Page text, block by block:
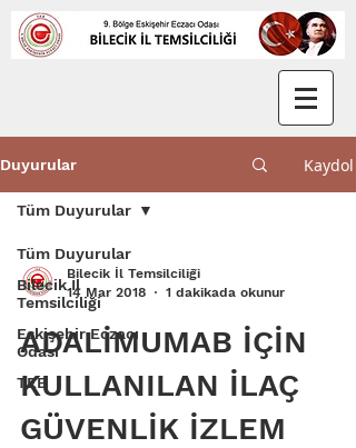
Duyurular Kaydol
Tüm Duyurular
Bilecik İl
Temsilciliği
Eskişehir Eczacı
Odası
TEB
Tüm Duyurular
Bilecik İl Temsilciliği
14 Mar 2018
1 dakikada okunur
ADALİMUMAB İÇİN
KULLANILAN İLAÇ
GÜVENLİK İZLEM